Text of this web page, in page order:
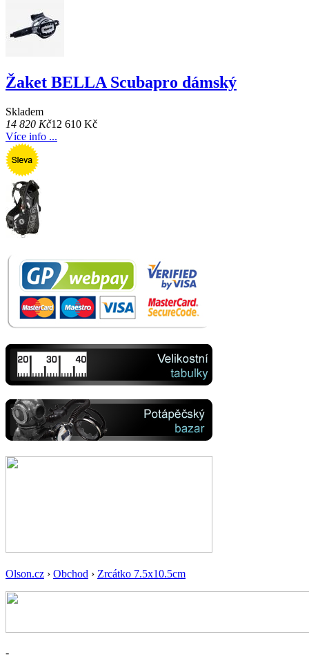
Žaket BELLA Scubapro dámský
Skladem
14 820 Kč12 610 Kč
Více info ...
Olson.cz › Obchod › Zrcátko 7.5x10.5cm
-